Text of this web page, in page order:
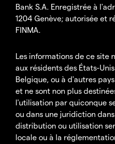
Bank S.A. Enregistrée à
1204 Genève; autorisée et
FINMA.
Les informations de ce site
aux résidents des États-
Belgique, ou à d'autres
et ne sont non plus
l'utilisation par quiconque
ou dans une juridiction
distribution ou utilisation
locale ou à la